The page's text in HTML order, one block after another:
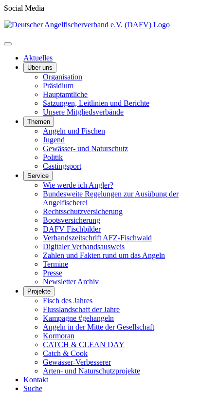
Social Media
Aktuelles
Über uns
Organisation
Präsidium
Hauptamtliche
Satzungen, Leitlinien und Berichte
Unsere Mitgliedsverbände
Themen
Angeln und Fischen
Jugend
Gewässer- und Naturschutz
Politik
Castingsport
Service
Wie werde ich Angler?
Bundesweite Regelungen zur Ausübung der
Angelfischerei
Rechtsschutzversicherung
Bootsversicherung
DAFV Fischbilder
Verbandszeitschrift AFZ-Fischwaid
Digitaler Verbandsausweis
Zahlen und Fakten rund um das Angeln
Termine
Presse
Newsletter Archiv
Projekte
Fisch des Jahres
Flusslandschaft der Jahre
Kampagne #gehangeln
Angeln in der Mitte der Gesellschaft
Kormoran
CATCH & CLEAN DAY
Catch & Cook
Gewässer-Verbesserer
Arten- und Naturschutzprojekte
Kontakt
Suche